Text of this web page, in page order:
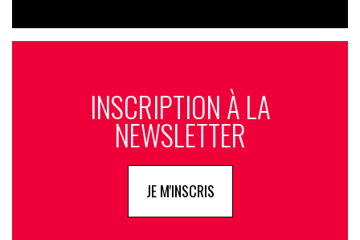
INSCRIPTION À LA
NEWSLETTER
JE M'INSCRIS